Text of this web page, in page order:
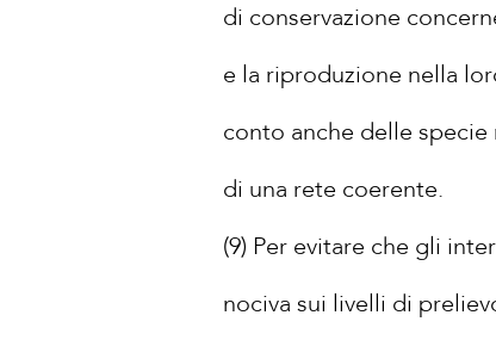
di conservazione
e la riproduzione nella
conto anche delle
di una rete coerente.
(9) Per evitare che gli
nociva sui livelli di